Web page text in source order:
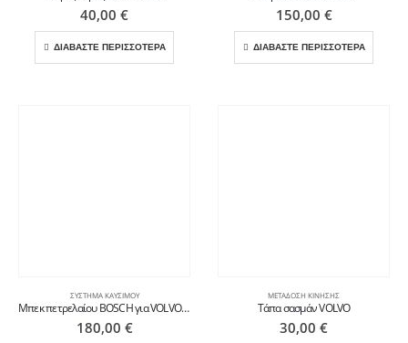
40,00 €
ΔΙΑΒΑΣΤΕ ΠΕΡΙΣΣΟΤΕΡΑ
150,00 €
ΔΙΑΒΑΣΤΕ ΠΕΡΙΣΣΟΤΕΡΑ
ΣΎΣΤΗΜΑ ΚΑΥΣΊΜΟΥ
Μπεκ πετρελαίου BOSCH για VOLVO FE/FL
180,00 €
ΜΕΤΆΔΟΣΗ ΚΊΝΗΣΗΣ
Τάπα σασμάν VOLVO
30,00 €